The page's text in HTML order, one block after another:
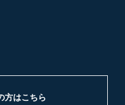
方はこちら